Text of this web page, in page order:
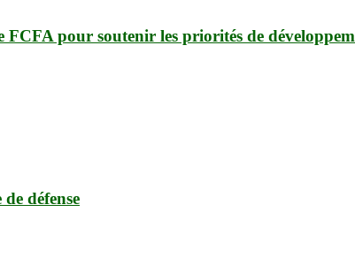
pour soutenir les priorités de
défense